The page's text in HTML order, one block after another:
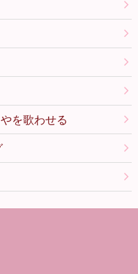
を歌わせる